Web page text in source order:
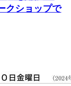
クショップで